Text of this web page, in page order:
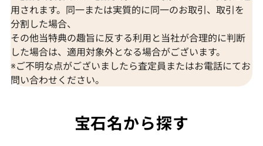
用されます。同一または実質的に同一のお取引、取引を
分割した場合、
その他当特典の趣旨に反する利用と当社が合理的に判断
した場合は、適用対象外となる場合がございます。
※ご不明な点がございましたら査定員またはお電話にてお
問い合わせください。
宝石名から探す